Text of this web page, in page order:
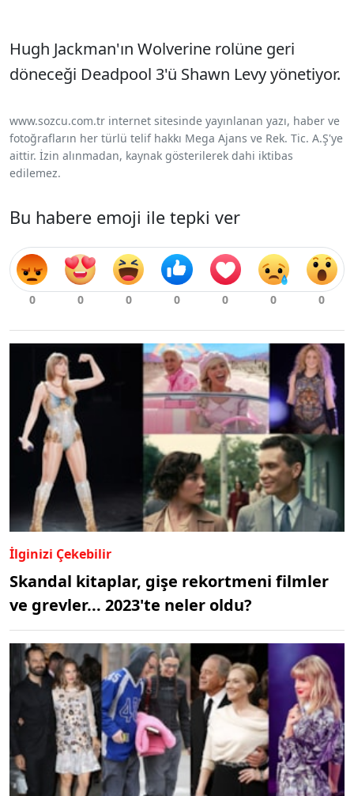
Hugh Jackman'ın Wolverine rolüne geri
döneceği Deadpool 3'ü Shawn Levy yönetiyor.
www.sozcu.com.tr internet sitesinde yayınlanan yazı, haber ve
fotoğrafların her türlü telif hakkı Mega Ajans ve Rek. Tic. A.Ş'ye
aittir. İzin alınmadan, kaynak gösterilerek dahi iktibas
edilemez.
Bu habere emoji ile tepki ver
İlginizi Çekebilir
Skandal kitaplar, gişe rekortmeni filmler
ve grevler... 2023'te neler oldu?